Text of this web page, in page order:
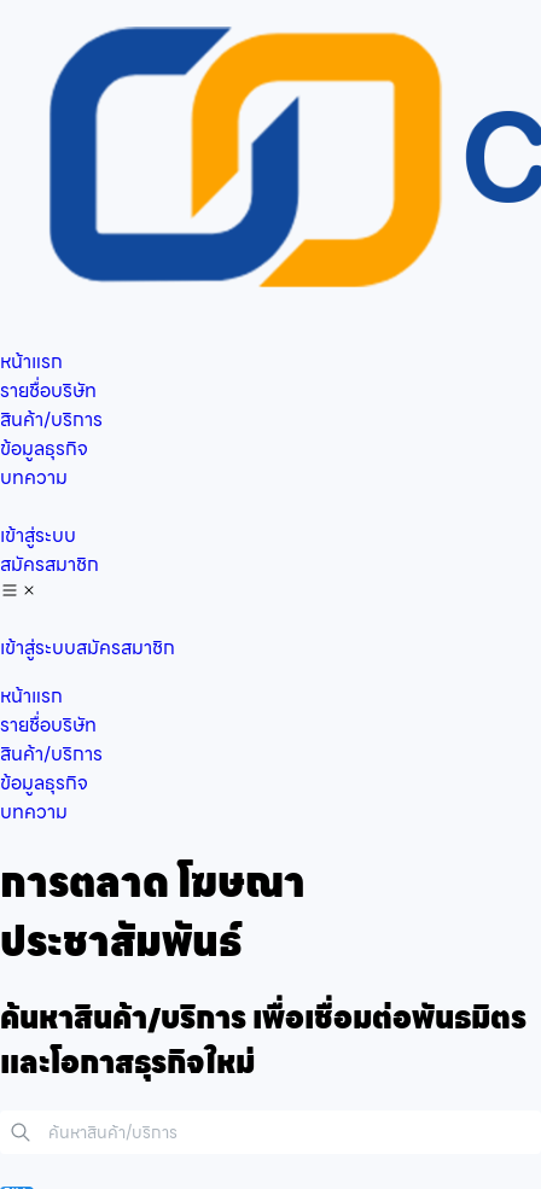
หน้าแรก
รายชื่อบริษัท
สินค้า/บริการ
ข้อมูลธุรกิจ
บทความ
เข้าสู่ระบบ
สมัครสมาชิก
เข้าสู่ระบบสมัครสมาชิก
หน้าแรก
รายชื่อบริษัท
สินค้า/บริการ
ข้อมูลธุรกิจ
บทความ
การตลาด โฆษณา
ประชาสัมพันธ์
ค้นหาสินค้า/บริการ เพื่อเชื่อมต่อพันธมิตร
และโอกาสธุรกิจใหม่